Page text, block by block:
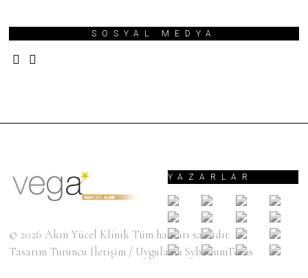
SOSYAL MEDYA
© 2026Akın Yücel Klinik Tüm hakları saklıdır.
Tasarım Turuncu İletişim / Uygulama SyberiumTechs
YAZARLAR